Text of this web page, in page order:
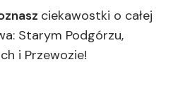
ciekawostki o całej
Starym Podgórzu,
i Przewozie!